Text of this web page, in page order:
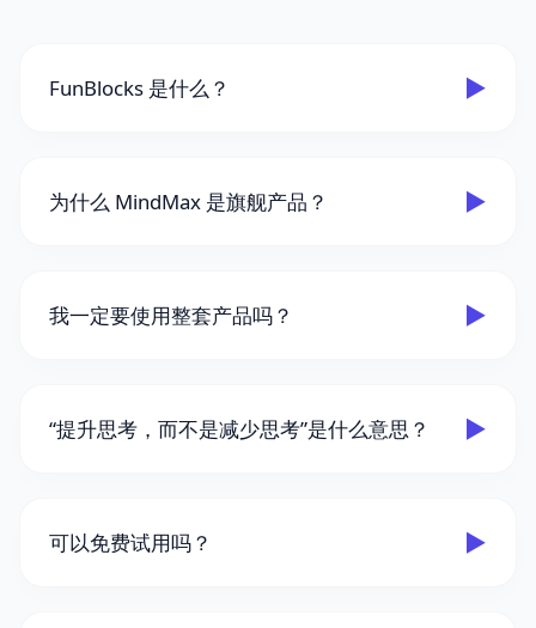
FunBlocks 是什么？ ▶
为什么 MindMax 是旗舰产品？ ▶
我一定要使用整套产品吗？ ▶
“提升思考，而不是减少思考”是什么意思？ ▶
可以免费试用吗？ ▶